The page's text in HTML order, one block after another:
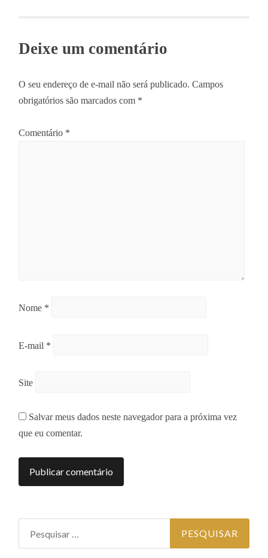
Deixe um comentário
O seu endereço de e-mail não será publicado. Campos
obrigatórios são marcados com *
Comentário *
Nome *
E-mail *
Site
Salvar meus dados neste navegador para a próxima vez
que eu comentar.